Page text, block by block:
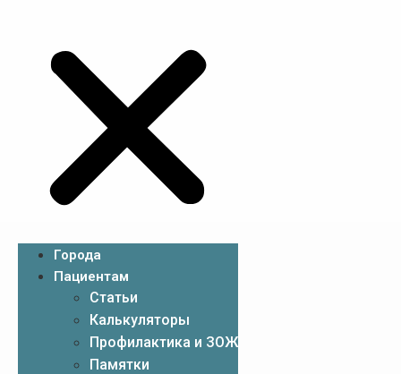
Города
Пациентам
Статьи
Калькуляторы
Профилактика и ЗОЖ
Памятки